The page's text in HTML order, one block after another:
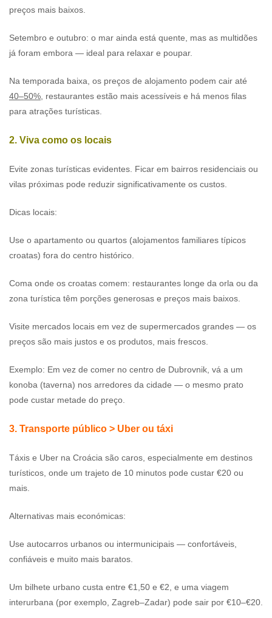
preços mais baixos.
Setembro e outubro: o mar ainda está quente, mas as multidões
já foram embora — ideal para relaxar e poupar.
Na temporada baixa, os preços de alojamento podem cair até
40–50% , restaurantes estão mais acessíveis e há menos filas
para atrações turísticas.
2. Viva como os locais
Evite zonas turísticas evidentes. Ficar em bairros residenciais ou
vilas próximas pode reduzir significativamente os custos.
Dicas locais:
Use o apartamento ou quartos (alojamentos familiares típicos
croatas) fora do centro histórico.
Coma onde os croatas comem: restaurantes longe da orla ou da
zona turística têm porções generosas e preços mais baixos.
Visite mercados locais em vez de supermercados grandes — os
preços são mais justos e os produtos, mais frescos.
Exemplo: Em vez de comer no centro de Dubrovnik, vá a um
konoba (taverna) nos arredores da cidade — o mesmo prato
pode custar metade do preço.
3. Transporte público > Uber ou táxi
Táxis e Uber na Croácia são caros, especialmente em destinos
turísticos, onde um trajeto de 10 minutos pode custar €20 ou
mais.
Alternativas mais económicas:
Use autocarros urbanos ou intermunicipais — confortáveis,
confiáveis e muito mais baratos.
Um bilhete urbano custa entre €1,50 e €2, e uma viagem
interurbana (por exemplo, Zagreb–Zadar) pode sair por €10–€20.